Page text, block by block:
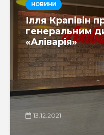
НОВИНИ
Ілля Крапівін
генеральним
«Аліварія»
13.12.2021